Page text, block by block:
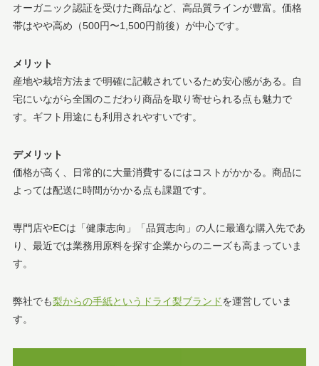
オーガニック認証を受けた商品など、高品質ラインが豊富。価格
帯はやや高め（500円〜1,500円前後）が中心です。
メリット
産地や栽培方法まで明確に記載されているため安心感がある。自
宅にいながら全国のこだわり商品を取り寄せられる点も魅力で
す。ギフト用途にも利用されやすいです。
デメリット
価格が高く、日常的に大量消費するにはコストがかかる。商品に
よっては配送に時間がかかる点も課題です。
専門店やECは「健康志向」「品質志向」の人に最適な購入先であ
り、最近では業務用原料を探す企業からのニーズも高まっていま
す。
弊社でも梨からの手紙というドライ梨ブランドを運営していま
す。